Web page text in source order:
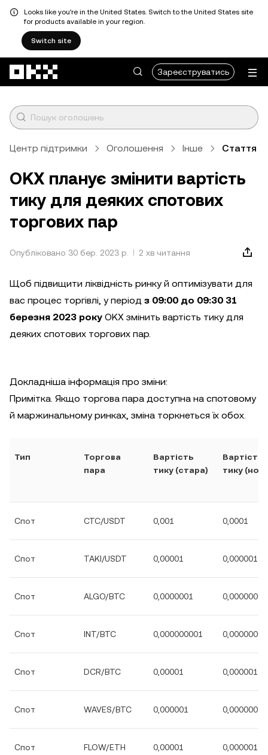
Looks like you're in the United States. Switch to the United States site
for products available in your region.
Switch site
Зареєструватись
Центр підтримки Оголошення Інше Стаття
OKX планує змінити вартість
тику для деяких спотових
торгових пар
Опубліковано 30 бер. 2023 р. 2 хв читання
Щоб підвищити ліквідність ринку й оптимізувати для
вас процес торгівлі, у період з 09:00 до 09:30 31
березня 2023 року OKX змінить вартість тику для
деяких спотових торгових пар.
Докладніша інформація про зміни:
Примітка. Якщо торгова пара доступна на спотовому
й маржинальному ринках, зміна торкнеться їх обох.
Тип
Торгова
пара
Вартість
тику (стара)
Вартість
тику
Спот CTC/USDT 0,001 0,0001
Спот TAKI/USDT 0,00001 0,000001
Спот ALGO/BTC 0,0000001 0,00000001
Спот INT/BTC 0,000000001
Спот DCR/BTC 0,00001 0,000001
Спот WAVES/BTC 0,000001 0,0000001
Спот FLOW/ETH 0,00001 0,000001